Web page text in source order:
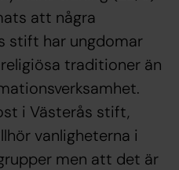
att några
stift har ungdomar
traditioner än
i Västerås stift,
vanligheterna i
men att det är